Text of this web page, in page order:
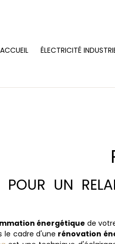
ACCUEIL ÉLECTRICITÉ
UN
énergétique de
le cadre d'une rénovation